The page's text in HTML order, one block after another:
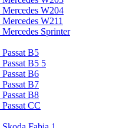
W204
W211
Sprinter
B5
B5 5
B6
B7
B8
CC